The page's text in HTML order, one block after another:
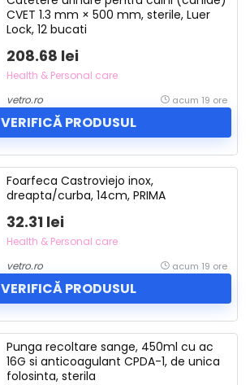
CVET 1.3 mm × 500 mm, sterile, Luer
Lock, 12 bucati
208.68 lei
Health & Personal care
vetro.ro
acum 19 ore
VERIFICĂ PRODUSUL
Foarfeca Castroviejo inox,
dreapta/curba, 14cm, PRIMA
32.31 lei
Health & Personal care
vetro.ro
acum 19 ore
VERIFICĂ PRODUSUL
Punga recoltare sange, 450ml cu ac
16G si anticoagulant CPDA-1, de unica
folosinta, sterila